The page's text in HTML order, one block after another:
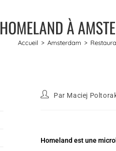
HOMELAND À
Accueil > Amsterdam >
Par Maciej
Homeland est une